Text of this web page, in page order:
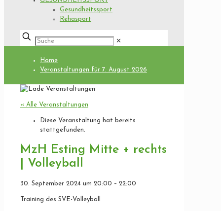
Gesundheitssport
Rehasport
✕
Home
Veranstaltungen für 7. August 2026
« Alle Veranstaltungen
Diese Veranstaltung hat bereits
stattgefunden.
MzH Esting Mitte + rechts
| Volleyball
30. September 2024 um 20:00 – 22:00
Training des SVE-Volleyball